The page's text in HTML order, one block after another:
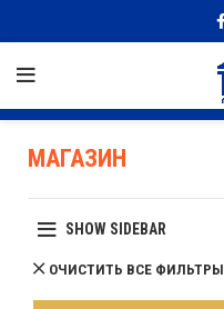
МАГАЗИН
SHOW SIDEBAR
ОЧИСТИТЬ ВСЕ ФИЛЬТРЫ